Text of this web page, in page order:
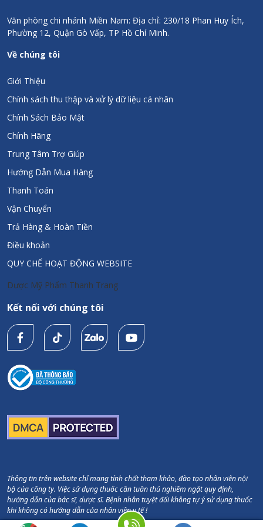
Súp kem "Trio of cabbage": súp kem với súp lơ trắng, bắp cải
trắng và bông cải xanh, được nêm nếm thơm với một chút
Hạn sử dụng
Hạn sử dụng ghi trên sản phẩm.
Sanct Bernhard là một trong những hãng sản xuất dược mỹ
phẩm hàng đầu tại Đức và Châu Âu. Thành lập từ năm 1903
với hơn 117 năm đồng hành phát triển cùng sức khỏe con
người. Là một trong những thương hiệu lâu đời và có chất
lượng sản phẩm tốt bậc nhất Châu Âu. Được phân phối tại hơn
100 Quốc gia trên thế giới trong đó có hơn 30 nước Châu Âu.
Thanh Trang Pharma tự hào là đơn vị phân phối các sản phẩm
dược mỹ phẩm từ hãng dược phẩm Sanct Bernhard của CHLB
Đức tại Việt Nam.
Chính hãng 100%
Đầy đủ hóa đơn, chứng từ, giấy kiểm định
Văn phòng chi nhánh Miền Nam: Địa chỉ: 230/18 Phan Huy Ích,
Phường 12, Quận Gò Vấp, TP Hồ Chí Minh.
Về chúng tôi
Giới Thiệu
Chính sách thu thập và xử lý dữ liệu cá nhân
Chính Sách Bảo Mật
Chính Hãng
Trung Tâm Trợ Giúp
Hướng Dẫn Mua Hàng
Thanh Toán
Vận Chuyển
Trả Hàng & Hoàn Tiền
Điều khoản
QUY CHẾ HOẠT ĐỘNG WEBSITE
Dược Mỹ Phẩm Thanh Trang
Kết nối với chúng tôi
Thông tin trên website chỉ mang tính chất tham khảo, đào tạo nhân viên nội
bộ của công ty. Việc sử dụng thuốc cần tuân thủ nghiêm ngặt quy định,
hướng dẫn của bác sĩ, dược sĩ. Bệnh nhân tuyệt đối không tự ý sử dụng thuốc
khi không có hướng dẫn của nhân viên y tế !